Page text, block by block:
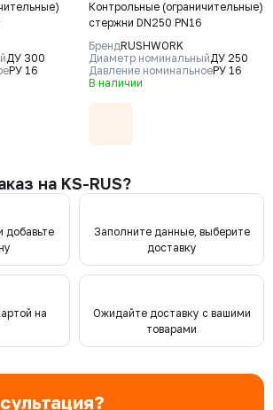
ДУ 300
РУ 16
Контрольные (ограничительные)
стержни DN250 PN16
БрендRUSHWORK
Диаметр номинальныйДУ 250
Давление номинальноеРУ 16
В наличии
на KS-RUS?
добавьте
Заполните данные, выберите
доставку
на
Ожидайте доставку с вашими
товарами